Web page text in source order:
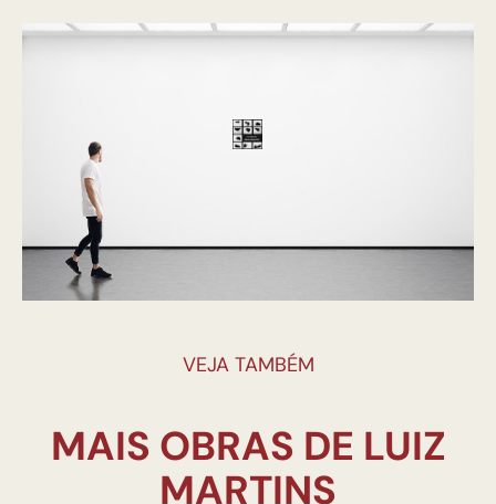
VEJA TAMBÉM
MAIS OBRAS DE LUIZ